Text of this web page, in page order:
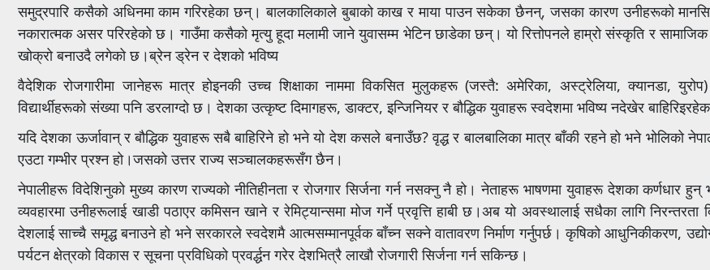
समुद्रपारि कसैको अधिनमा काम गरिरहेका छन्। बालकालिकाले बुबाको काख र माया पाउन सकेका छैनन्, जसका कारण उनीहरूको
नकारात्मक असर परिरहेको छ। गाउँमा कसैको मृत्यु हूदा मलामी जाने युवासम्म भेटिन छाडेका छन्। यो रित्तोपनले हाम्रो संस्कृति र सामाजिक
खोक्रो बनाउदै लगेको छ।ब्रेन ड्रेन र देशको भविष्य
वैदेशिक रोजगारीमा जानेहरू मात्र होइनकी उच्च शिक्षाका नाममा विकसित मुलुकहरू (जस्तै: अमेरिका, अस्ट्रेलिया, क्यानडा,
विद्यार्थीहरूको संख्या पनि डरलाग्दो छ। देशका उत्कृष्ट दिमागहरू, डाक्टर, इन्जिनियर र बौद्धिक युवाहरू स्वदेशमा भविष्य नदेखेर
यदि देशका ऊर्जावान् र बौद्धिक युवाहरू सबै बाहिरिने हो भने यो देश कसले बनाउँछ? वृद्ध र बालबालिका मात्र बाँकी रहने हो भने भोलिको
एउटा गम्भीर प्रश्न हो।जसको उत्तर राज्य सञ्चालकहरूसँग छैन।
नेपालीहरू विदेशिनुको मुख्य कारण राज्यको नीतिहीनता र रोजगार सिर्जना गर्न नसक्नु नै हो। नेताहरू भाषणमा युवाहरू देशका कर्णधार
व्यवहारमा उनीहरूलाई खाडी पठाएर कमिसन खाने र रेमिट्यान्समा मोज गर्ने प्रवृत्ति हाबी छ।अब यो अवस्थालाई सधैका लागि
देशलाई साच्चै समृद्ध बनाउने हो भने सरकारले स्वदेशमै आत्मसम्मानपूर्वक बाँच्न सक्ने वातावरण निर्माण गर्नुपर्छ। कृषिको आधुनिकीकरण,
पर्यटन क्षेत्रको विकास र सूचना प्रविधिको प्रवर्द्धन गरेर देशभित्रै लाखौ रोजगारी सिर्जना गर्न सकिन्छ।